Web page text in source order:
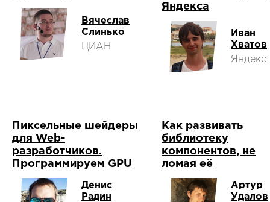
Вячеслав
Слинько
ЦИАН
Яндекса
Иван
Хватов
Яндекс
Пиксельные шейдеры
для Web-
разработчиков.
Программируем GPU
Денис
Радин
Как развивать
библиотеку
компонентов, не
ломая её
Артур
Удалов